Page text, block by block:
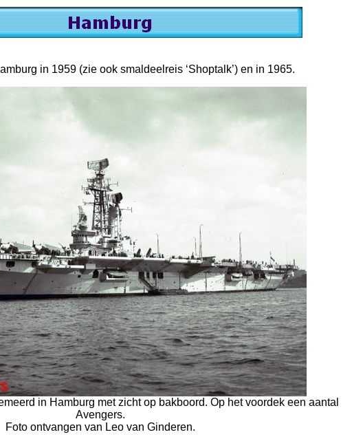
in 1959 (zie ook smaldeelreis ‘Shoptalk’) en in 1965.
in Hamburg met zicht op bakboord. Op het voordek een aantal
Avengers.
Foto ontvangen van Leo van Ginderen.